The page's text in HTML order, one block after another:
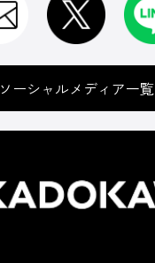
ソーシャルメディア一覧